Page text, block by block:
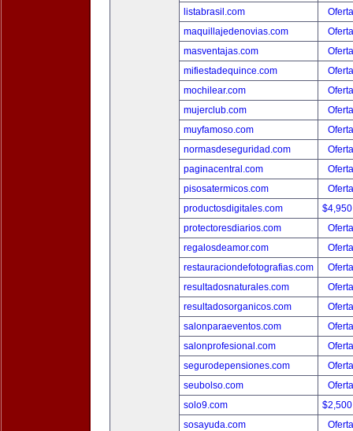
listabrasil.com
maquillajedenovias.com
masventajas.com
mifiestadequince.com
mochilear.com
mujerclub.com
muyfamoso.com
normasdeseguridad.com
paginacentral.com
pisosatermicos.com
productosdigitales.com
protectoresdiarios.com
regalosdeamor.com
restauraciondefotografias.com
resultadosnaturales.com
resultadosorganicos.com
salonparaeventos.com
salonprofesional.com
segurodepensiones.com
seubolso.com
solo9.com
sosayuda.com